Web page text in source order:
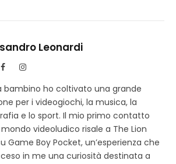
Leonardi
F
c
e
b
k
I
s
t
a
a
m
bambino ho coltivato una grande
per i videogiochi, la musica, la
e lo sport. Il mio primo contatto
videoludico risale a The Lion
Game Boy Pocket, un’esperienza che
in me una curiosità destinata a